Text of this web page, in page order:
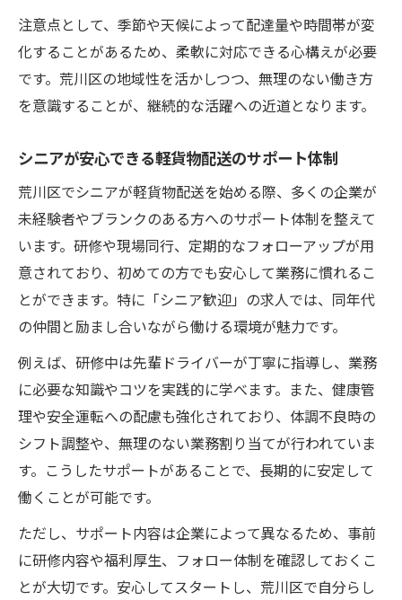
注意点として、季節や天候によって配達量や時間帯が変
化することがあるため、柔軟に対応できる心構えが必要
です。荒川区の地域性を活かしつつ、無理のない働き方
を意識することが、継続的な活躍への近道となります。
シニアが安心できる軽貨物配送のサポート体制
荒川区でシニアが軽貨物配送を始める際、多くの企業が
未経験者やブランクのある方へのサポート体制を整えて
います。研修や現場同行、定期的なフォローアップが用
意されており、初めての方でも安心して業務に慣れるこ
とができます。特に「シニア歓迎」の求人では、同年代
の仲間と励まし合いながら働ける環境が魅力です。
例えば、研修中は先輩ドライバーが丁寧に指導し、業務
に必要な知識やコツを実践的に学べます。また、健康管
理や安全運転への配慮も強化されており、体調不良時の
シフト調整や、無理のない業務割り当てが行われていま
す。こうしたサポートがあることで、長期的に安定して
働くことが可能です。
ただし、サポート内容は企業によって異なるため、事前
に研修内容や福利厚生、フォロー体制を確認しておくこ
とが大切です。安心してスタートし、荒川区で自分らし